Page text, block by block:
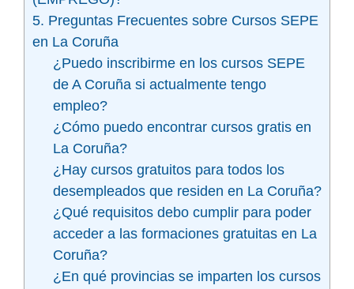
5. Preguntas Frecuentes sobre Cursos SEPE
en La Coruña
¿Puedo inscribirme en los cursos SEPE
de A Coruña si actualmente tengo
empleo?
¿Cómo puedo encontrar cursos gratis en
La Coruña?
¿Hay cursos gratuitos para todos los
desempleados que residen en La Coruña?
¿Qué requisitos debo cumplir para poder
acceder a las formaciones gratuitas en La
Coruña?
¿En qué provincias se imparten los cursos